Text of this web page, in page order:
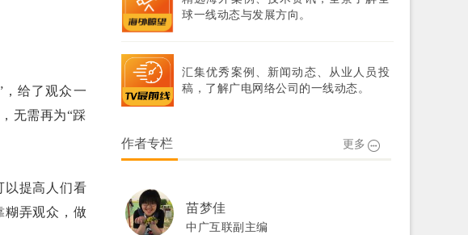
给了观众一
无需再为“踩
提高人们看
糊弄观众，做
球一线动态与发展方向。
汇集优秀案例、新闻动态、从业人员投
稿，了解广电网络公司的一线动态。
作者专栏 更多
苗梦佳
中广互联副主编